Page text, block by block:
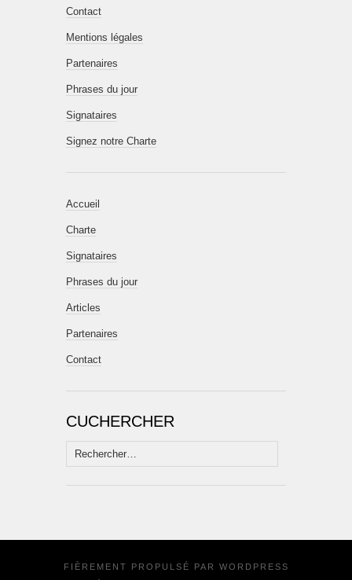
Contact
Mentions légales
Partenaires
Phrases du jour
Signataires
Signez notre Charte
Accueil
Charte
Signataires
Phrases du jour
Articles
Partenaires
Contact
CUCHERCHER
Rechercher :
FIÈREMENT PROPULSÉ PAR WORDPRESS